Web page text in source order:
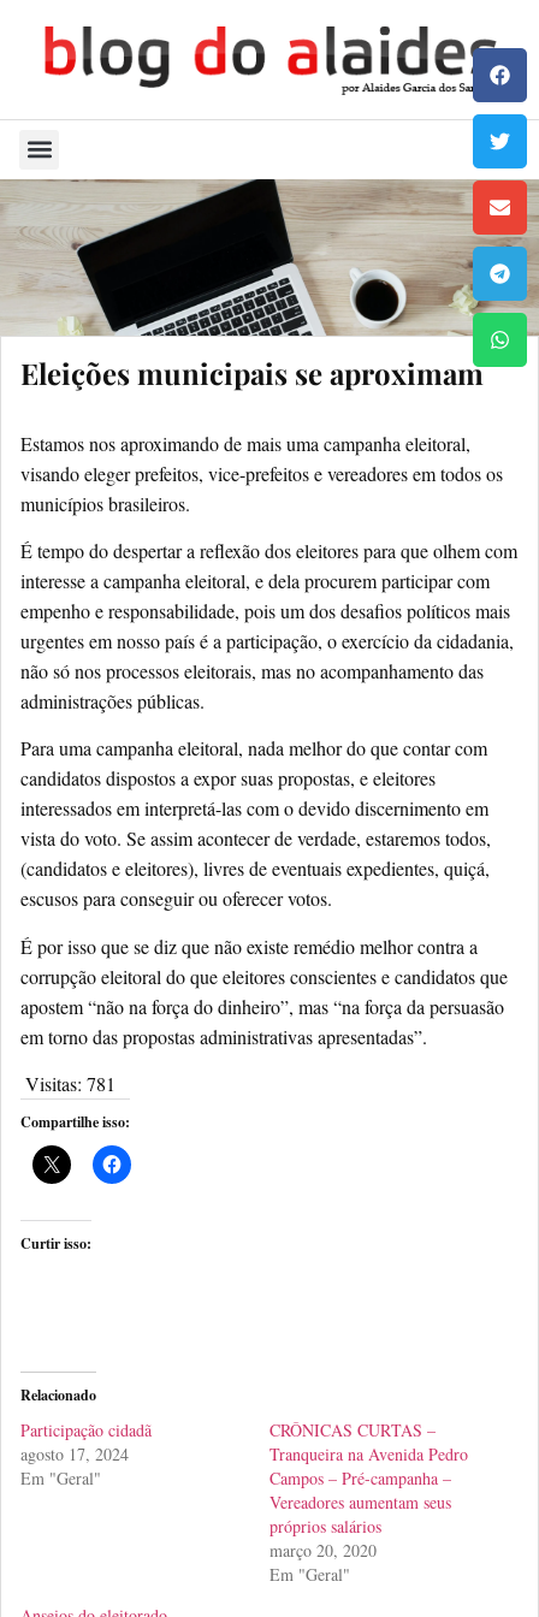
Eleições municipais se aproximam
Estamos nos aproximando de mais uma campanha eleitoral,
visando eleger prefeitos, vice-prefeitos e vereadores em todos os
municípios brasileiros.
É tempo do despertar a reflexão dos eleitores para que olhem com
interesse a campanha eleitoral, e dela procurem participar com
empenho e responsabilidade, pois um dos desafios políticos mais
urgentes em nosso país é a participação, o exercício da cidadania,
não só nos processos eleitorais, mas no acompanhamento das
administrações públicas.
Para uma campanha eleitoral, nada melhor do que contar com
candidatos dispostos a expor suas propostas, e eleitores
interessados em interpretá-las com o devido discernimento em
vista do voto. Se assim acontecer de verdade, estaremos todos,
(candidatos e eleitores), livres de eventuais expedientes, quiçá,
escusos para conseguir ou oferecer votos.
É por isso que se diz que não existe remédio melhor contra a
corrupção eleitoral do que eleitores conscientes e candidatos que
apostem “não na força do dinheiro”, mas “na força da persuasão
em torno das propostas administrativas apresentadas”.
Visitas: 781
Compartilhe isso:
Curtir isso:
Relacionado
Participação cidadã
agosto 17, 2024
Em "Geral"
CRÔNICAS CURTAS –
Tranqueira na Avenida Pedro
Campos – Pré-campanha –
Vereadores aumentam seus
próprios salários
março 20, 2020
Em "Geral"